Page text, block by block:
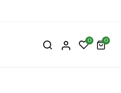
0 0